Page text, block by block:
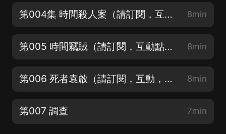
第004集 時間殺人案（請訂閱，互動點讚，五星好評） 8min
第005 時間竊賊（請訂閱，互動點讚，五星好評） 8min
第006 死者袁啟（請訂閱，互動，五星評價哦） 8min
第007 調查 7min